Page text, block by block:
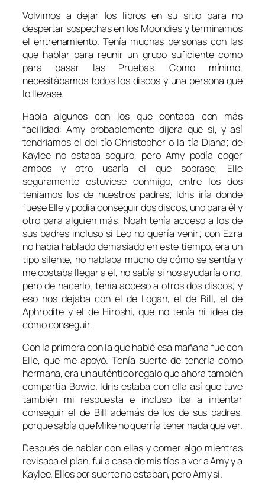
Volvimos a dejar los libros en su sitio para no
despertar sospechas en los Moondies y terminamos
el entrenamiento. Tenía muchas personas con las
que hablar para reunir un grupo suficiente como
para pasar las Pruebas. Como mínimo,
necesitábamos todos los discos y una persona que
lo llevase.
Había algunos con los que contaba con más
facilidad: Amy probablemente dijera que sí, y así
tendríamos el del tío Christopher o la tía Diana; de
Kaylee no estaba seguro, pero Amy podía coger
ambos y otro usaría el que sobrase; Elle
seguramente estuviese conmigo, entre los dos
teníamos los de nuestros padres; Idris iría donde
fuese Elle y podía conseguir dos discos, uno para él y
otro para alguien más; Noah tenía acceso a los de
sus padres incluso si Leo no quería venir; con Ezra
no había hablado demasiado en este tiempo, era un
tipo silente, no hablaba mucho de cómo se sentía y
me costaba llegar a él, no sabía si nos ayudaría o no,
pero de hacerlo, tenía acceso a otros dos discos; y
eso nos dejaba con el de Logan, el de Bill, el de
Aphrodite y el de Hiroshi, que no tenía ni idea de
cómo conseguir.
Con la primera con la que hablé esa mañana fue con
Elle, que me apoyó. Tenía suerte de tenerla como
hermana, era un auténtico regalo que ahora también
compartía Bowie. Idris estaba con ella así que tuve
también mi respuesta e incluso iba a intentar
conseguir el de Bill además de los de sus padres,
porque sabía que Mike no querría tener nada que ver.
Después de hablar con ellas y comer algo mientras
revisaba el plan, fui a casa de mis tíos a ver a Amy y a
Kaylee. Ellos por suerte no estaban, pero Amy sí.